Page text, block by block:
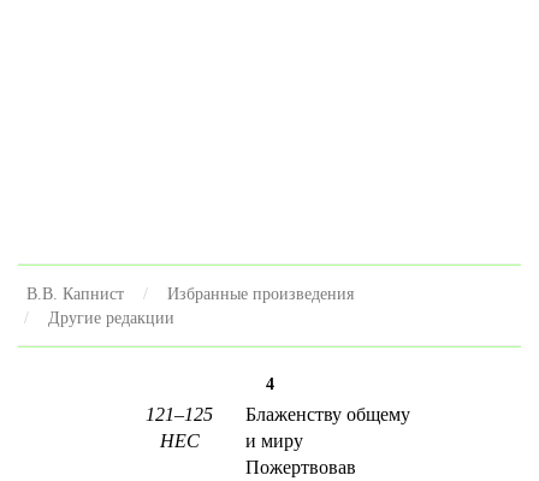
В.В. Капнист
Избранные произведения
Другие редакции
4
121–125
НЕС
Блаженству общему
и миру
Пожертвовав